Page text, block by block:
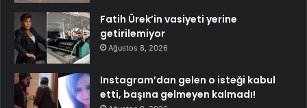
Fatih Ürek’in vasiyeti yerine
getirilemiyor
Ağustos 8, 2026
Instagram’dan gelen o isteği kabul
etti, başına gelmeyen kalmadı!